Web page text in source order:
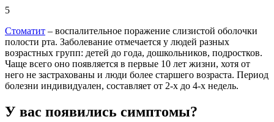
5
Стоматит – воспалительное поражение слизистой оболочки
полости рта. Заболевание отмечается у людей разных
возрастных групп: детей до года, дошкольников, подростков.
Чаще всего оно появляется в первые 10 лет жизни, хотя от
него не застрахованы и люди более старшего возраста. Период
болезни индивидуален, составляет от 2-х до 4-х недель.
У вас появились симптомы?